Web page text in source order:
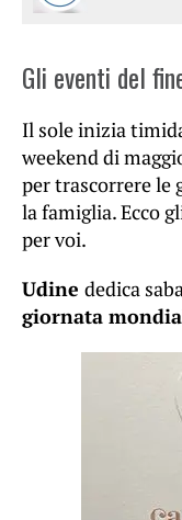
Gli eventi del
Il sole inizia
weekend di
per trascorrere le
la famiglia. Ecco
per voi.
Udine dedica
giornata